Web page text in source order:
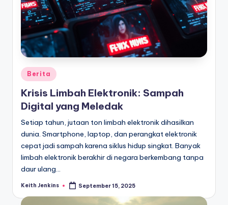
Posted
in
Berita
Krisis Limbah Elektronik: Sampah
Digital yang Meledak
Setiap tahun, jutaan ton limbah elektronik dihasilkan
dunia. Smartphone, laptop, dan perangkat elektronik
cepat jadi sampah karena siklus hidup singkat. Banyak
limbah elektronik berakhir di negara berkembang tanpa
daur ulang…
Posted
Keith Jenkins September 15, 2025